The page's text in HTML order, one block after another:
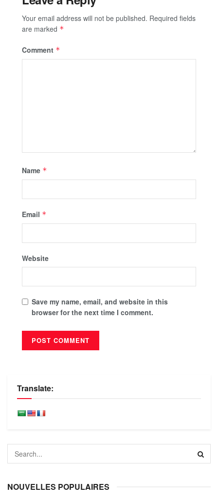
Your email address will not be published. Required fields
are marked *
Comment *
Name *
Email *
Website
Save my name, email, and website in this
browser for the next time I comment.
Translate:
NOUVELLES POPULAIRES